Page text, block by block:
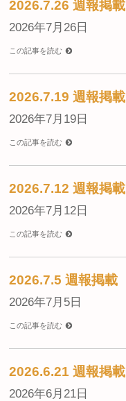
2026.7.26 週報掲載
2026年7月26日
この記事を読む
2026.7.19 週報掲載
2026年7月19日
この記事を読む
2026.7.12 週報掲載
2026年7月12日
この記事を読む
2026.7.5 週報掲載
2026年7月5日
この記事を読む
2026.6.21 週報掲載
2026年6月21日